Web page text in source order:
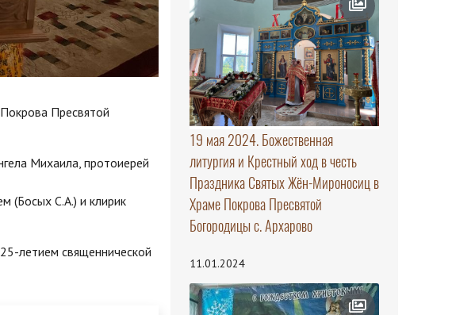
Пресвятой
Михаила, протоиерей
(Босых С.А.) и клирик
летием священнической
19 мая 2024. Божественная
литургия и Крестный ход в честь
Праздника Святых Жён-Мироносиц в
Храме Покрова Пресвятой
Богородицы с. Архарово
11.01.2024